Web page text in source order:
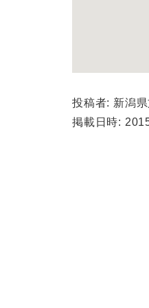
投稿者: 新潟
掲載日時: